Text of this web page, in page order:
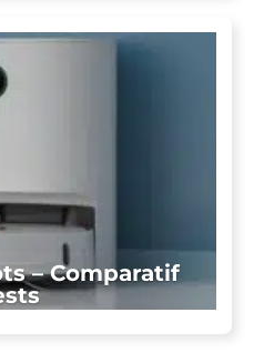
– Comparatif